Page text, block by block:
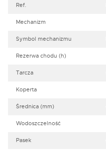
Ref.
Mechanizm
Symbol mechanizmu
Rezerwa chodu (h)
Tarcza
Koperta
Średnica (mm)
Wodoszczelność
Pasek